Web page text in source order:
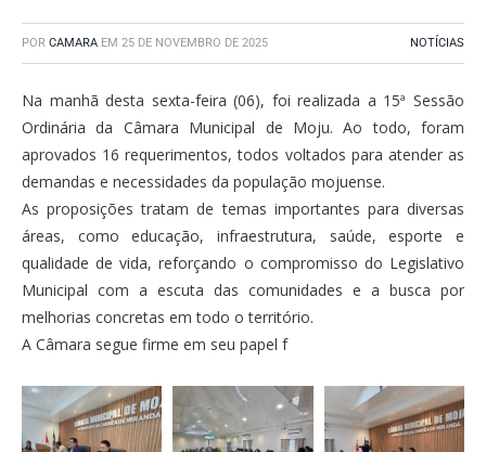
POR CAMARA EM 25 DE NOVEMBRO DE 2025 NOTÍCIAS
Na manhã desta sexta-feira (06), foi realizada a 15ª Sessão
Ordinária da Câmara Municipal de Moju. Ao todo, foram
aprovados 16 requerimentos, todos voltados para atender as
demandas e necessidades da população mojuense.
As proposições tratam de temas importantes para diversas
áreas, como educação, infraestrutura, saúde, esporte e
qualidade de vida, reforçando o compromisso do Legislativo
Municipal com a escuta das comunidades e a busca por
melhorias concretas em todo o território.
A Câmara segue firme em seu papel f